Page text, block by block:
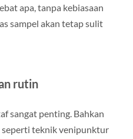
apa, tanpa kebiasaan
sampel akan tetap sulit
rutin
sangat penting. Bahkan
seperti teknik venipunktur